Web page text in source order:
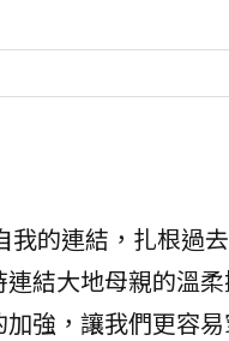
我的連結，扎根過
結大地母親的溫
強，讓我們更容